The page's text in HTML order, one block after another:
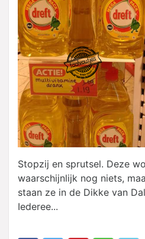
Stopzij en sprutsel. Deze
waarschijnlijk nog niets,
staan ze in de Dikke van
Iederee...